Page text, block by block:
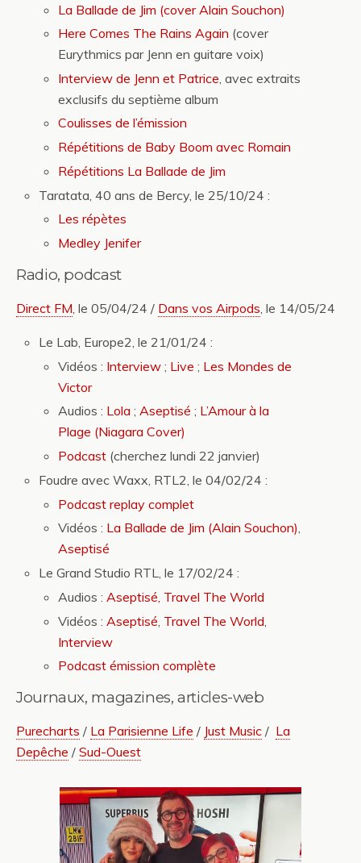
La Ballade de Jim (cover Alain Souchon)
Here Comes The Rains Again (cover
Eurythmics par Jenn en guitare voix)
Interview de Jenn et Patrice , avec extraits
exclusifs du septième album
Coulisses de l’émission
Répétitions de Baby Boom avec Romain
Répétitions La Ballade de Jim
Taratata, 40 ans de Bercy, le 25/10/24 :
Les répètes
Medley Jenifer
Radio, podcast
Direct FM , le 05/04/24 / Dans vos Airpods , le 14/05/24
Le Lab, Europe2, le 21/01/24 :
Vidéos : Interview ; Live ; Les Mondes de
Victor
Audios : Lola ;Aseptisé ; L’Amour à la
Plage (Niagara Cover)
Podcast (cherchez lundi 22 janvier)
Foudre avec Waxx, RTL2, le 04/02/24 :
Podcast replay complet
Vidéos : La Ballade de Jim (Alain Souchon),
Aseptisé
Le Grand Studio RTL, le 17/02/24 :
Audios : Aseptisé, Travel The World
Vidéos : Aseptisé Travel The World
Interview
Podcast émission complète
Journaux, magazines, articles-web
Purecharts / La Parisienne Life / Just Music / La
Depêche / Sud-Ouest